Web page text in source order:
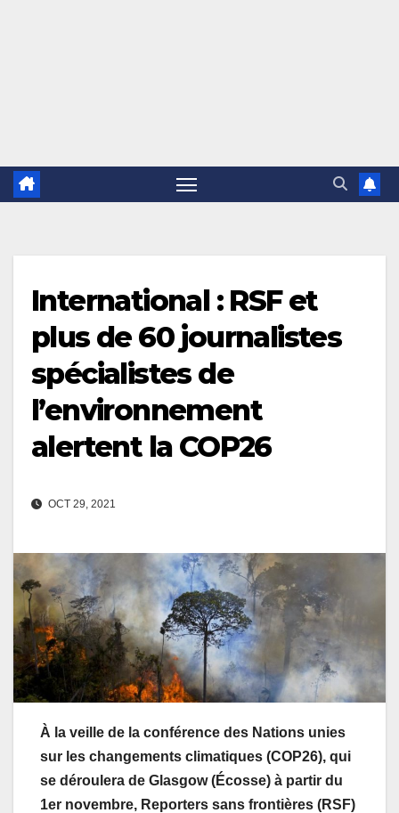
International : RSF et
plus de 60 journalistes
spécialistes de
l’environnement
alertent la COP26
OCT 29, 2021
À la veille de la conférence des Nations unies
sur les changements climatiques (COP26), qui
se déroulera de Glasgow (Écosse) à partir du
1er novembre, Reporters sans frontières (RSF)